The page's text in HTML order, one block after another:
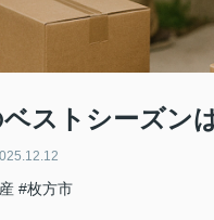
ストシーズン
#枚方市